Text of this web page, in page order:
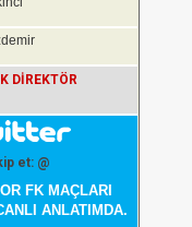
DİREKTÖR
et: @
FK MAÇLARI
ANLATIMDA.